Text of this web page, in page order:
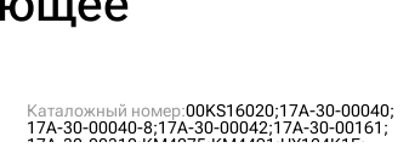
Каталожный номер:00KS16020;17A-30-00040;
17A-30-00040-8;17A-30-00042;17A-30-00161;
17A-30-00310;KM4275;KM4491;UX124K1E;